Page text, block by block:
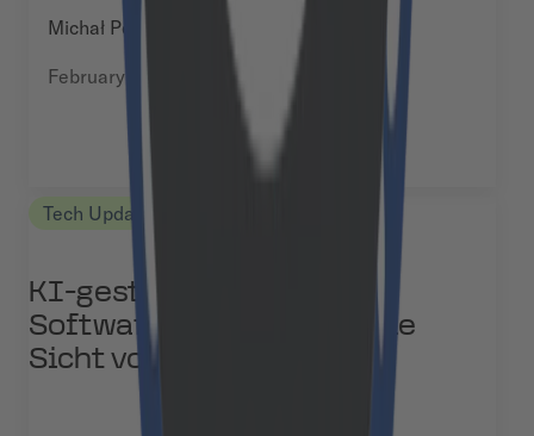
Michał Pękala
February 12, 2025
Tech Updates
KI-gestützte
Softwareentwicklung – Die
Sicht von Cloudflight